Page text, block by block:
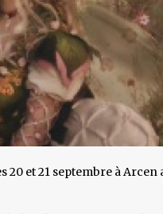
20 et 21 septembre à